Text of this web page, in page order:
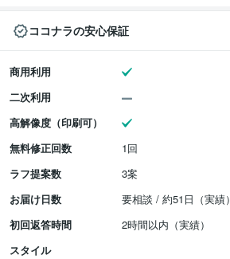
ココナラの安心保証
商用利用
二次利用
高解像度（印刷可）
無料修正回数
1回
ラフ提案数
3案
お届け日数
要相談 / 約51日（実績）
初回返答時間
2時間以内（実績）
スタイル